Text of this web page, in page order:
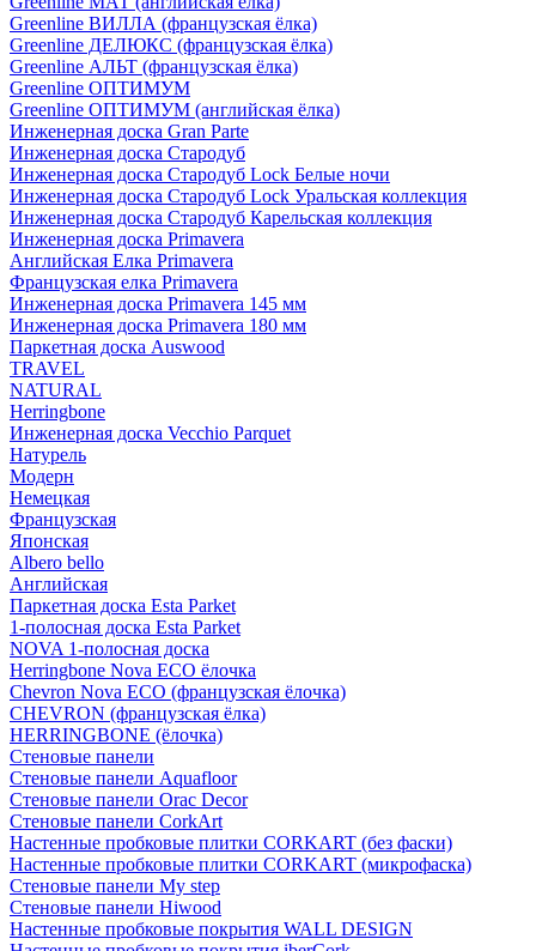
Greenline ВИЛЛА (французская ёлка)
Greenline ДЕЛЮКС (французская ёлка)
Greenline АЛЬТ (французская ёлка)
Greenline ОПТИМУМ
Greenline ОПТИМУМ (английская ёлка)
Инженерная доска Gran Parte
Инженерная доска Стародуб
Инженерная доска Стародуб Lock Белые ночи
Инженерная доска Стародуб Lock Уральская коллекция
Инженерная доска Стародуб Карельская коллекция
Инженерная доска Primavera
Английская Елка Primavera
Французская елка Primavera
Инженерная доска Primavera 145 мм
Инженерная доска Primavera 180 мм
Паркетная доска Auswood
TRAVEL
NATURAL
Herringbone
Инженерная доска Vecchio Parquet
Натурель
Модерн
Немецкая
Французская
Японская
Albero bello
Английская
Паркетная доска Esta Parket
1-полосная доска Esta Parket
NOVA 1-полосная доска
Herringbone Nova ECO ёлочка
Chevron Nova ECO (французская ёлочка)
CHEVRON (французская ёлка)
HERRINGBONE (ёлочка)
Стеновые панели
Стеновые панели Aquafloor
Стеновые панели Orac Decor
Стеновые панели CorkArt
Настенные пробковые плитки CORKART (без фаски)
Настенные пробковые плитки CORKART (микрофаска)
Стеновые панели My step
Стеновые панели Hiwood
Настенные пробковые покрытия WALL DESIGN